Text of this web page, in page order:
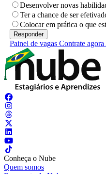
Desenvolver novas
Ter a chance de ser
Colocar em prática o que
Painel de vagas Contrate agora
Conheça o Nube
Quem somos